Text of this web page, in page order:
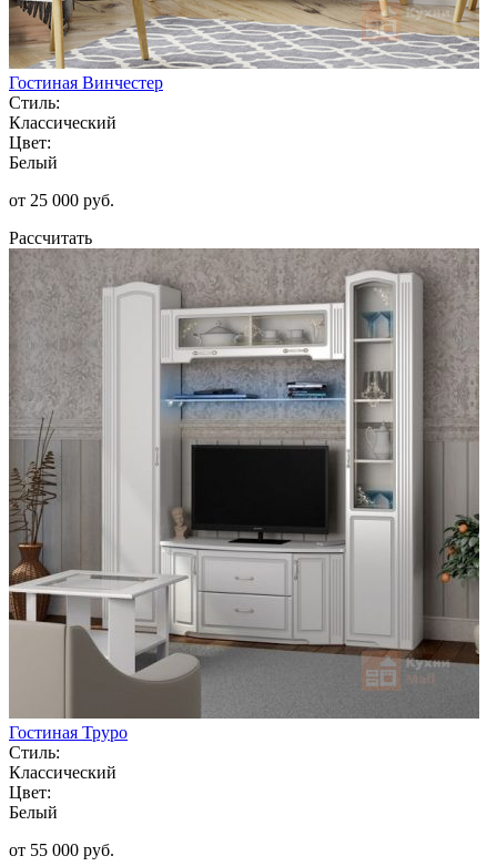
Гостиная Винчестер
Стиль:
Классический
Цвет:
Белый
от 25 000 руб.
Рассчитать
Гостиная Труро
Стиль:
Классический
Цвет:
Белый
от 55 000 руб.